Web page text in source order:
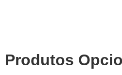
Produtos